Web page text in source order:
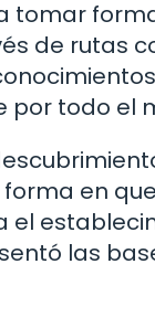
tomar
de rutas
por todo el
en
el
las